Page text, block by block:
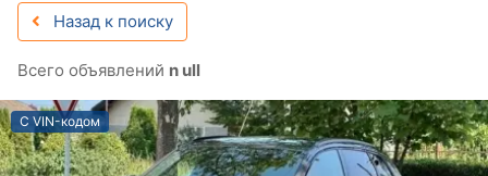
Назад к поиску
Всего объявлений n ull
С VIN-кодом